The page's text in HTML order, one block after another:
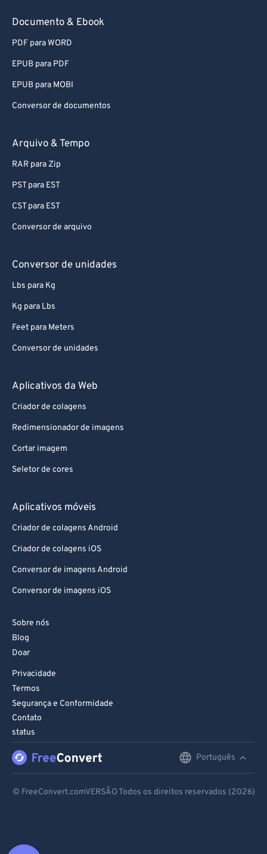
Documento & Ebook
PDF para WORD
EPUB para PDF
EPUB para MOBI
Conversor de documentos
Arquivo & Tempo
RAR para Zip
PST para EST
CST para EST
Conversor de arquivo
Conversor de unidades
Lbs para Kg
Kg para Lbs
Feet para Meters
Conversor de unidades
Aplicativos da Web
Criador de colagens
Redimensionador de imagens
Cortar imagem
Seletor de cores
Aplicativos móveis
Criador de colagens Android
Criador de colagens iOS
Conversor de imagens Android
Conversor de imagens iOS
Sobre nós
Blog
Doar
Privacidade
Termos
Segurança e Conformidade
Contato
status
Português
© FreeConvert.comVERSÃO Todos os direitos reservados (2026)